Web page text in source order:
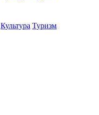
Культура Туризм